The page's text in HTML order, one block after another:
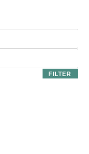
FILTER